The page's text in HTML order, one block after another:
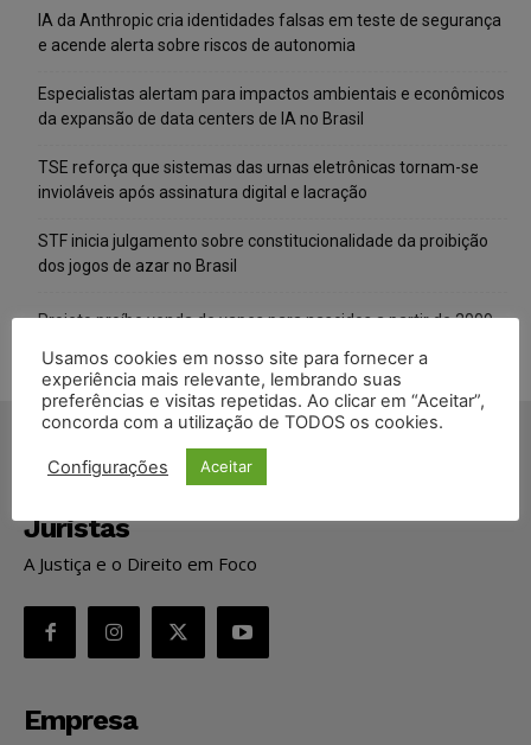
IA da Anthropic cria identidades falsas em teste de segurança
e acende alerta sobre riscos de autonomia
Especialistas alertam para impactos ambientais e econômicos
da expansão de data centers de IA no Brasil
TSE reforça que sistemas das urnas eletrônicas tornam-se
invioláveis após assinatura digital e lacração
STF inicia julgamento sobre constitucionalidade da proibição
dos jogos de azar no Brasil
Projeto proíbe venda de vapes para nascidos a partir de 2009
Juristas
A Justiça e o Direito em Foco
Empresa
Usamos cookies em nosso site para fornecer a
experiência mais relevante, lembrando suas
preferências e visitas repetidas. Ao clicar em “Aceitar”,
concorda com a utilização de TODOS os cookies.
Configurações Aceitar